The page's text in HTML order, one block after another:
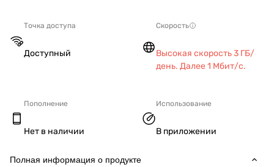
Точка доступа
Доступный
Скорость
Высокая скорость 3 ГБ/
день. Далее 1 Мбит/с.
Пополнение
Нет в наличии
Использование
В приложении
Полная информация о продукте